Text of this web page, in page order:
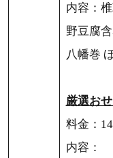
内容：
野豆腐
八幡巻
厳選お
料金：
内容：